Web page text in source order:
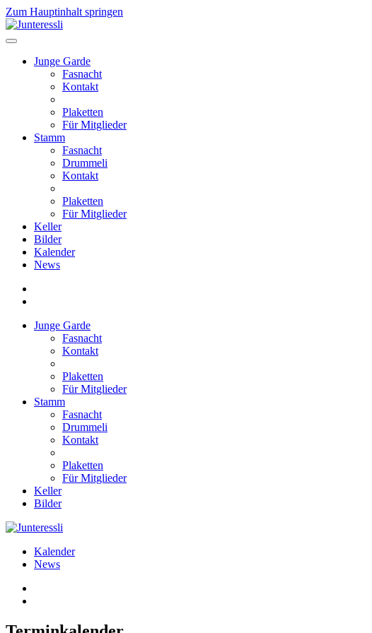
Zum Hauptinhalt springen
Junge Garde
Fasnacht
Kontakt
Plaketten
Für Mitglieder
Stamm
Fasnacht
Drummeli
Kontakt
Plaketten
Für Mitglieder
Keller
Bilder
Kalender
News
Junge Garde
Fasnacht
Kontakt
Plaketten
Für Mitglieder
Stamm
Fasnacht
Drummeli
Kontakt
Plaketten
Für Mitglieder
Keller
Bilder
Kalender
News